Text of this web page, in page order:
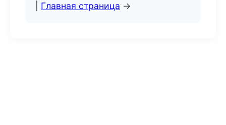
Главная страница →